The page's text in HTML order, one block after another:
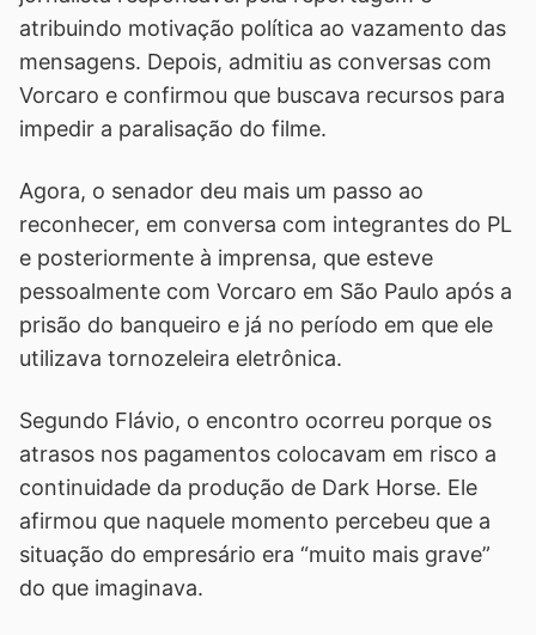
atribuindo motivação política ao vazamento das
mensagens. Depois, admitiu as conversas com
Vorcaro e confirmou que buscava recursos para
impedir a paralisação do filme.
Agora, o senador deu mais um passo ao
reconhecer, em conversa com integrantes do PL
e posteriormente à imprensa, que esteve
pessoalmente com Vorcaro em São Paulo após a
prisão do banqueiro e já no período em que ele
utilizava tornozeleira eletrônica.
Segundo Flávio, o encontro ocorreu porque os
atrasos nos pagamentos colocavam em risco a
continuidade da produção de Dark Horse. Ele
afirmou que naquele momento percebeu que a
situação do empresário era “muito mais grave”
do que imaginava.